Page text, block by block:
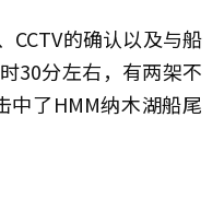
CCTV的确认以及与船
30分左右，有两架不
中了HMM纳木湖船尾